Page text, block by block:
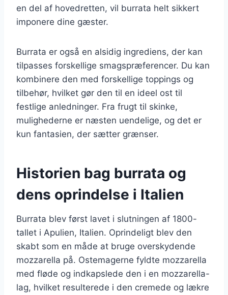
en del af hovedretten, vil burrata helt sikkert
imponere dine gæster.
Burrata er også en alsidig ingrediens, der kan
tilpasses forskellige smagspræferencer. Du kan
kombinere den med forskellige toppings og
tilbehør, hvilket gør den til en ideel ost til
festlige anledninger. Fra frugt til skinke,
mulighederne er næsten uendelige, og det er
kun fantasien, der sætter grænser.
Historien bag burrata og
dens oprindelse i Italien
Burrata blev først lavet i slutningen af 1800-
tallet i Apulien, Italien. Oprindeligt blev den
skabt som en måde at bruge overskydende
mozzarella på. Ostemagerne fyldte mozzarella
med fløde og indkapslede den i en mozzarella-
lag, hvilket resulterede i den cremede og lækre